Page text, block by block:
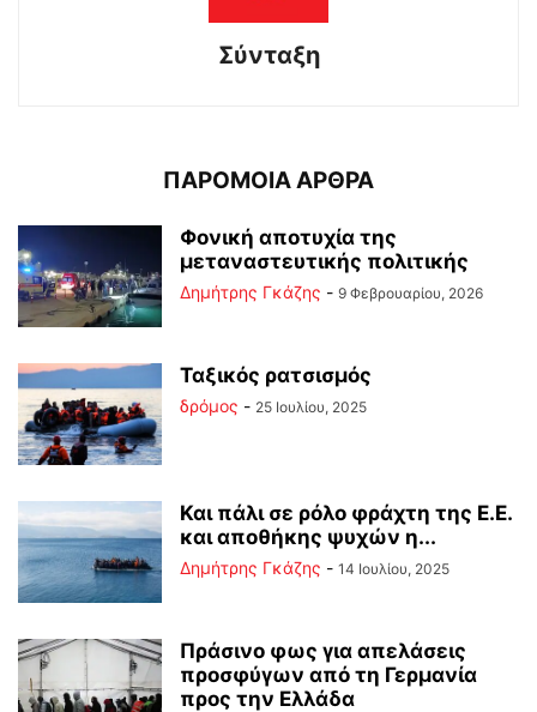
Σύνταξη
ΠΑΡΟΜΟΙΑ ΑΡΘΡΑ
Φονική αποτυχία της
μεταναστευτικής πολιτικής
Δημήτρης Γκάζης - 9 Φεβρουαρίου, 2026
Ταξικός ρατσισμός
δρόμος - 25 Ιουλίου, 2025
Και πάλι σε ρόλο φράχτη της Ε.Ε.
και αποθήκης ψυχών η...
Δημήτρης Γκάζης - 14 Ιουλίου, 2025
Πράσινο φως για απελάσεις
προσφύγων από τη Γερμανία
προς την Ελλάδα